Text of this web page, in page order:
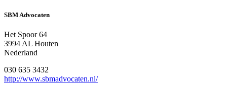
SBM Advocaten
Het Spoor 64
3994 AL Houten
Nederland
030 635 3432
http://www.sbmadvocaten.nl/